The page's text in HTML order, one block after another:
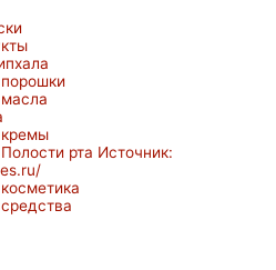
рта Источник: